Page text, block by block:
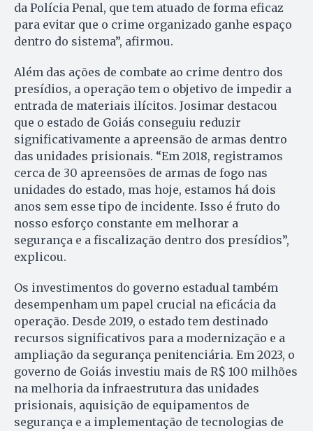
da Polícia Penal, que tem atuado de forma eficaz
para evitar que o crime organizado ganhe espaço
dentro do sistema”, afirmou.
Além das ações de combate ao crime dentro dos
presídios, a operação tem o objetivo de impedir a
entrada de materiais ilícitos. Josimar destacou
que o estado de Goiás conseguiu reduzir
significativamente a apreensão de armas dentro
das unidades prisionais. “Em 2018, registramos
cerca de 30 apreensões de armas de fogo nas
unidades do estado, mas hoje, estamos há dois
anos sem esse tipo de incidente. Isso é fruto do
nosso esforço constante em melhorar a
segurança e a fiscalização dentro dos presídios”,
explicou.
Os investimentos do governo estadual também
desempenham um papel crucial na eficácia da
operação. Desde 2019, o estado tem destinado
recursos significativos para a modernização e a
ampliação da segurança penitenciária. Em 2023, o
governo de Goiás investiu mais de R$ 100 milhões
na melhoria da infraestrutura das unidades
prisionais, aquisição de equipamentos de
segurança e a implementação de tecnologias de